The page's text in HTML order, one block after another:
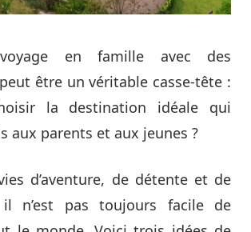
en famille avec des
être un véritable casse-tête :
la destination idéale qui
aux parents et aux jeunes ?
d’aventure, de détente et de
il n’est pas toujours facile de